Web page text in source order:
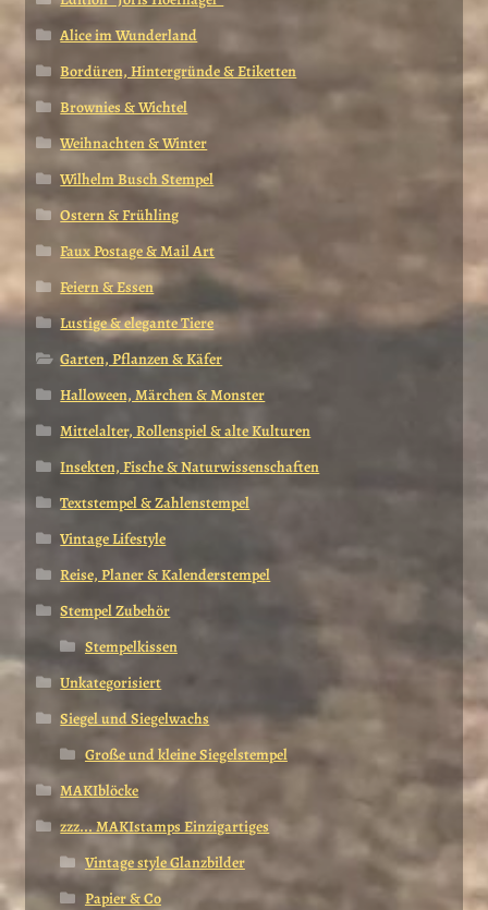
Alice im Wunderland
Bordüren, Hintergründe & Etiketten
Brownies & Wichtel
Weihnachten & Winter
Wilhelm Busch Stempel
Ostern & Frühling
Faux Postage & Mail Art
Feiern & Essen
Lustige & elegante Tiere
Garten, Pflanzen & Käfer
Halloween, Märchen & Monster
Mittelalter, Rollenspiel & alte Kulturen
Insekten, Fische & Naturwissenschaften
Textstempel & Zahlenstempel
Vintage Lifestyle
Reise, Planer & Kalenderstempel
Stempel Zubehör
Stempelkissen
Unkategorisiert
Siegel und Siegelwachs
Große und kleine Siegelstempel
MAKIblöcke
zzz... MAKIstamps Einzigartiges
Vintage style Glanzbilder
Papier & Co